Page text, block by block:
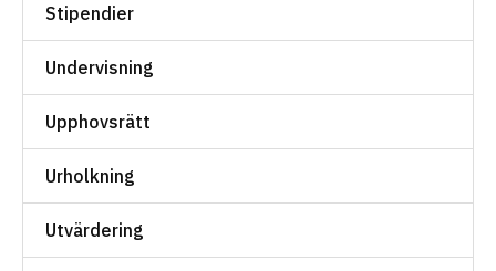
Stipendier
Undervisning
Upphovsrätt
Urholkning
Utvärdering